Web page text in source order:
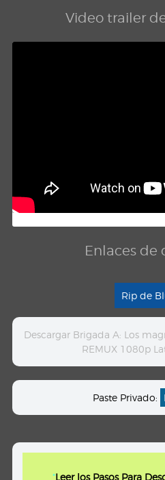
Video trailer
Enlaces de
Rip de
Descargar Brigada A: Los
REMUX 1080p
Paste Privado:
"Leer los Pasos Para